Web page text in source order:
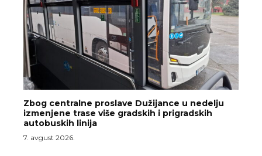
Zbog centralne proslave Dužijance u nedelju
izmenjene trase više gradskih i prigradskih
autobuskih linija
7. avgust 2026.